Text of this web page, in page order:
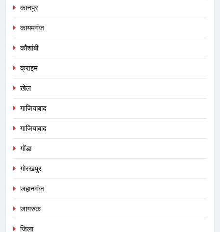
कानपुर
कायमगंज
कौशांबी
क्राइम
खेल
गाजियाबाद
गाजियाबाद
गोंडा
गोरखपुर
जहानगंज
जागरुक
जिला